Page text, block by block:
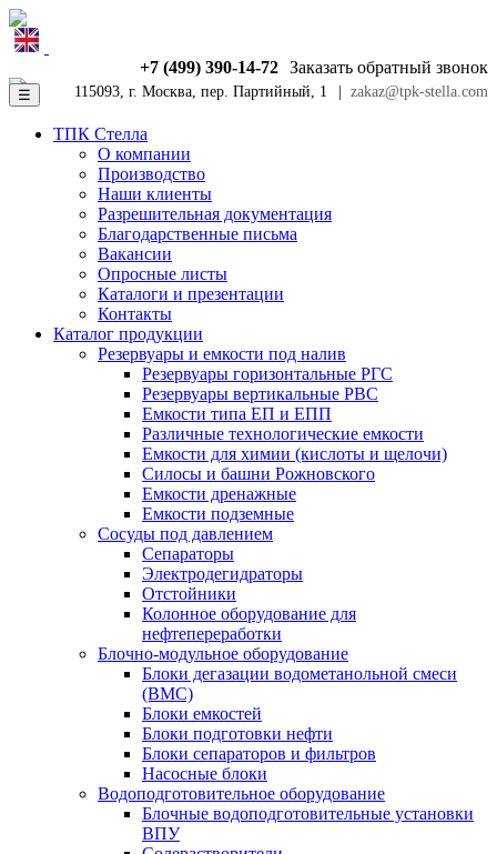
Заказать обратный звонок
+7 (499) 390-14-72
zakaz@tpk-stella.com
115093, г. Москва, пер. Партийный, 1
☰
ТПК Стелла
О компании
Производство
Наши клиенты
Разрешительная документация
Благодарственные письма
Вакансии
Опросные листы
Каталоги и презентации
Контакты
Каталог продукции
Резервуары и емкости под налив
Резервуары горизонтальные РГС
Резервуары вертикальные РВС
Емкости типа ЕП и ЕПП
Различные технологические емкости
Емкости для химии (кислоты и щелочи)
Силосы и башни Рожновского
Емкости дренажные
Емкости подземные
Сосуды под давлением
Сепараторы
Электродегидраторы
Отстойники
Колонное оборудование для
нефтепереработки
Блочно-модульное оборудование
Блоки дегазации водометанольной смеси
(BMC)
Блоки емкостей
Блоки подготовки нефти
Блоки сепараторов и фильтров
Насосные блоки
Водоподготовительное оборудование
Блочные водоподготовительные установки
ВПУ